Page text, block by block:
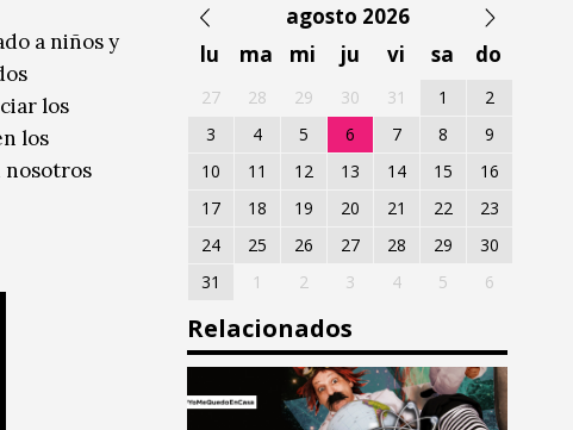
a niños y
los
los
nosotros
agosto 2026
lu
ma mi ju vi sa do
27 28 29 30 31 1
2
3
4 5 6 7 8
9
10
11 12 13 14 15
16
17
18 19 20 21 22
23
24
25 26 27 28 29
30
31
1 2 3 4 5 6
Relacionados